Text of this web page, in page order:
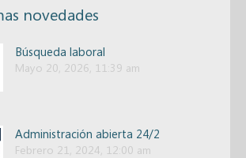
novedades
Búsqueda laboral
Mayo 20, 2026, 11:39 am
Administración abierta 24/2
Febrero 21, 2024, 12:00 am